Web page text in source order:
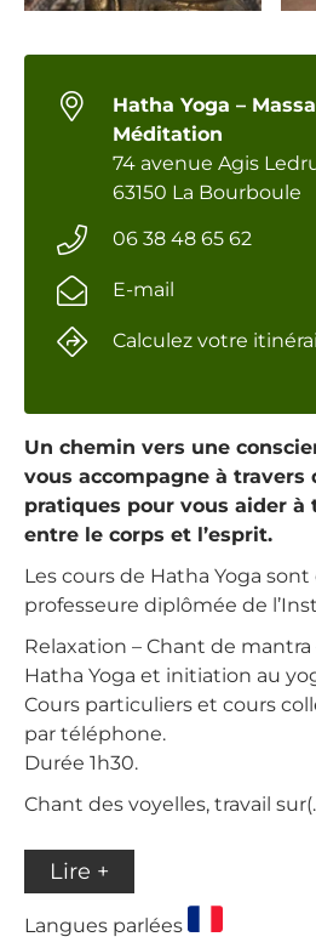
Un chemin vers une
vous accompagne à travers
pratiques pour vous aider à
entre le corps et l’esprit.
Les cours de Hatha Yoga
professeure diplômée de
Relaxation – Chant de mantra
Hatha Yoga et initiation au
Cours particuliers et cours
par téléphone.
Durée 1h30.
Chant des voyelles, travail
Lire +
Langues parlées
Hatha Yoga –
Méditation
74 avenue Agis
63150 La Bourboule
06 38 48 65 62
E-mail
Calculez votre